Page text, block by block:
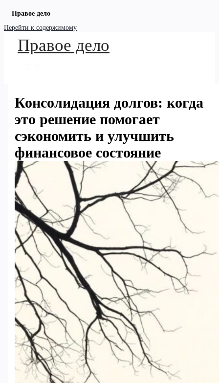
Правое дело
Перейти к содержимому
Правое дело
Консолидация долгов: когда
это решение помогает
сэкономить и улучшить
финансовое состояние